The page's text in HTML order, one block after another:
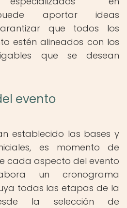
aportar ideas
que todos los
estén alineados con los
que se desean
evento
establecido las bases y
es momento de
cada aspecto del evento
un cronograma
todas las etapas de la
la selección de